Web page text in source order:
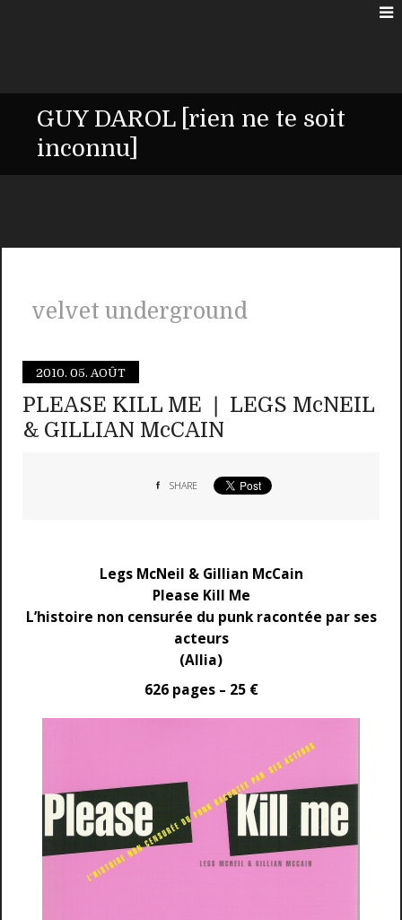
GUY DAROL [rien ne te soit
inconnu]
velvet underground
2010. 05. AOÛT
PLEASE KILL ME ❘ LEGS McNEIL
& GILLIAN McCAIN
SHARE
Legs McNeil & Gillian McCain
Please Kill Me
L’histoire non censurée du punk racontée par ses
acteurs
(Allia)
626 pages – 25 €